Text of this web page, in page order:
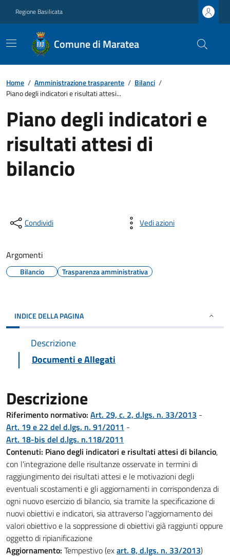
Regione Basilicata
Comune di Maratea
Home / Amministrazione trasparente / Bilanci /
Piano degli indicatori e risultati attesi...
Piano degli indicatori e
risultati attesi di
bilancio
Condividi Vedi azioni
Argomenti
Bilancio Trasparenza amministrativa
INDICE DELLA PAGINA
Descrizione
Documenti e Allegati
Descrizione
Riferimento normativo: Art. 29, c. 2, d.lgs. n. 33/2013 -
Art. 19 e 22 del d.lgs. n. 91/2011 -
Art. 18-bis del d.lgs. n.118/2011
Contenuti: Piano degli indicatori e risultati attesi di bilancio,
con l'integrazione delle risultanze osservate in termini di
raggiungimento dei risultati attesi e le motivazioni degli
eventuali scostamenti e gli aggiornamenti in corrispondenza di
ogni nuovo esercizio di bilancio, sia tramite la specificazione di
nuovi obiettivi e indicatori, sia attraverso l'aggiornamento dei
valori obiettivo e la soppressione di obiettivi già raggiunti oppure
oggetto di ripianificazione
Aggiornamento: Tempestivo (exart. 8, d.lgs. n. 33/2013)